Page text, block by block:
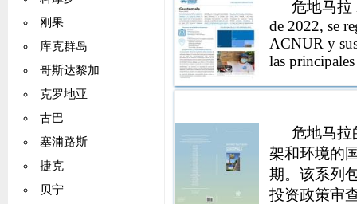
刚果
库克群岛
哥斯达黎加
克罗地亚
古巴
塞浦路斯
捷克
贝宁
危地马拉
de 2022, se
ACNUR y
las
危地马拉
架和环境的
期。该系列
投资政策审